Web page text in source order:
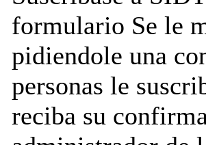
formulario Se le
pidiendole una
personas le
reciba su